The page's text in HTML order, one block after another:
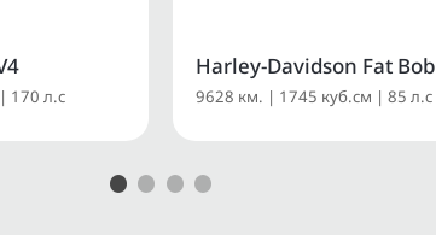
170 л.с
Harley-Davidson Fat Bob
9628 км. | 1745 куб.см | 85 л.с